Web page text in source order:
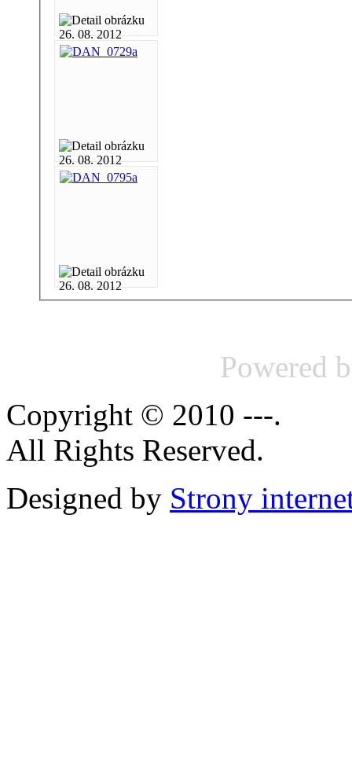
26. 08. 2012
26. 08. 2012
26. 08. 2012
Powered
Copyright © 2010 ---.
All Rights Reserved.
Designed by Strony